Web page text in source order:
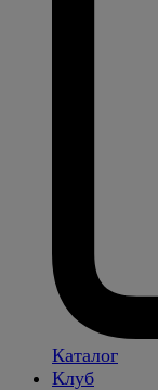
Каталог
Клуб